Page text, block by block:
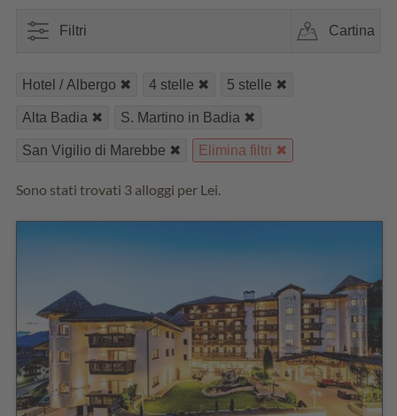
Filtri Cartina
Hotel / Albergo 4 stelle 5 stelle
Alta Badia S. Martino in Badia
San Vigilio di Marebbe Elimina filtri
Sono stati trovati 3 alloggi per Lei.